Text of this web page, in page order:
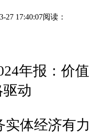
27 17:40:07阅读：
年报： 价值
动
实体经济有力